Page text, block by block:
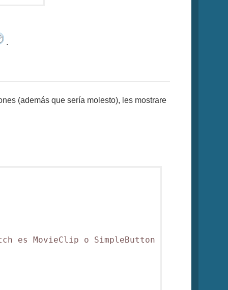
.
(además que sería molesto), les mostrare
es MovieClip o SimpleButton